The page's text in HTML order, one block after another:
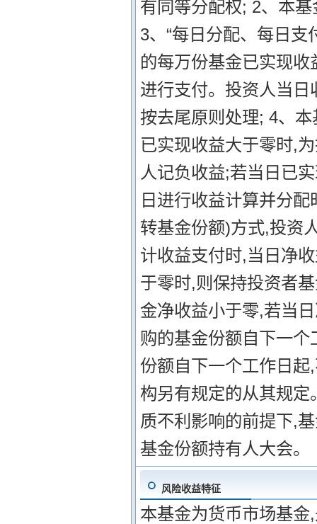
有同等分配权; 2、本
3、“每日分配、每日
的每万份基金已实现
进行支付。投资人当
按去尾原则处理; 4、
已实现收益大于零时,
人记负收益;若当日已
日进行收益计算并分
转基金份额)方式,投资
计收益支付时,当日净
于零时,则保持投资者
金净收益小于零,若当
购的基金份额自下一
份额自下一个工作日
构另有规定的从其规
质不利影响的前提下,
基金份额持有人大会。
风险收益特征
本基金为货币市场基